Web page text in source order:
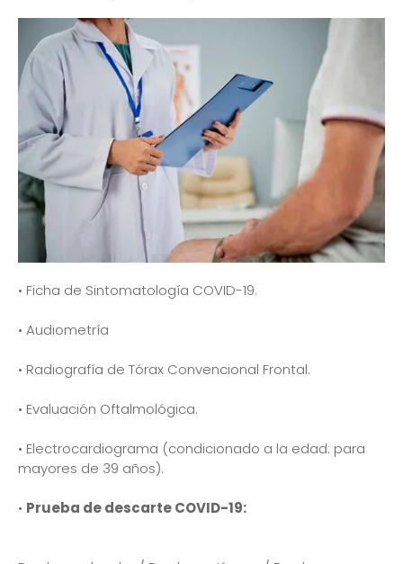
• Ficha de Sintomatología COVID-19.
• Audiometría
• Radiografía de Tórax Convencional Frontal.
• Evaluación Oftalmológica.
• Electrocardiograma (condicionado a la edad: para
mayores de 39 años).
• Prueba de descarte COVID-19: